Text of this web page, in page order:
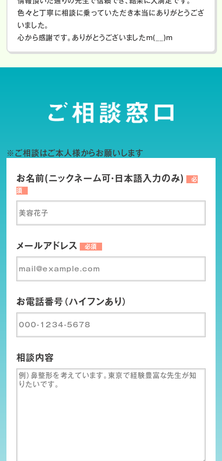
色々と丁寧に相談に乗っていただき本当にありがとうござ
いました。
心から感謝です。ありがとうございましたm(__)m
※ご相談はご本人様からお願いします
お名前(ニックネーム可・日本語入力のみ)
必
須
メールアドレス 必須
お電話番号（ハイフンあり）
相談内容